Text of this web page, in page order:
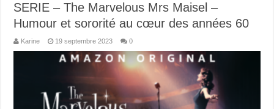
SERIE – The Marvelous Mrs Maisel –
Humour et sororité au cœur des années 60
Karine 19 septembre 2023 0